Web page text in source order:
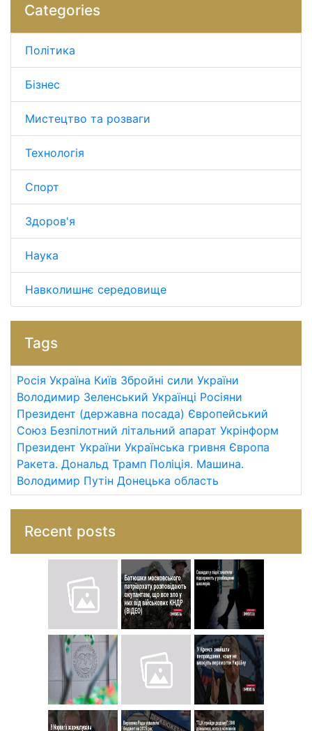
Categories
Політика
Бізнес
Мистецтво та розваги
Технологія
Спорт
Здоров'я
Наука
Навколишнє середовище
Tags
Росія Україна Київ Збройні сили України
Володимир Зеленський Українці Росіяни
Президент (державна посада) Європейський
Союз Безпілотний літальний апарат Укрінформ
Президент України Українська гривня Європа
Ракета. Дональд Трамп Поліція. Машина.
Володимир Путін Донецька область
Recent posts